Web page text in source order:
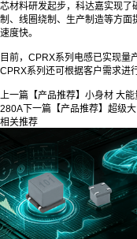
芯材料研发起步，科达嘉实现了
制、线圈绕制、生产制造等方面
速度快。
目前，CPRX系列电感已实现量
CPRX系列还可根据客户需求进
上一篇 【产品推荐】小身材 大
280A 下一篇 【产品推荐】超级
相关推荐